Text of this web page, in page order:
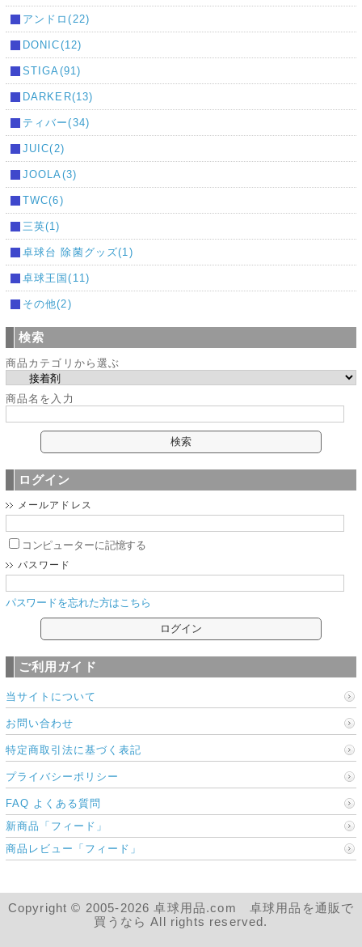
アンドロ(22)
DONIC(12)
STIGA(91)
DARKER(13)
ティバー(34)
JUIC(2)
JOOLA(3)
TWC(6)
三英(1)
卓球台 除菌グッズ(1)
卓球王国(11)
その他(2)
検索
商品カテゴリから選ぶ
商品名を入力
ログイン
メールアドレス
コンピューターに記憶する
パスワード
パスワードを忘れた方はこちら
ご利用ガイド
当サイトについて
お問い合わせ
特定商取引法に基づく表記
プライバシーポリシー
FAQ よくある質問
新商品「フィード」
商品レビュー「フィード」
Copyright © 2005-2026 卓球用品.com 卓球用品を通販で
買うなら All rights reserved.